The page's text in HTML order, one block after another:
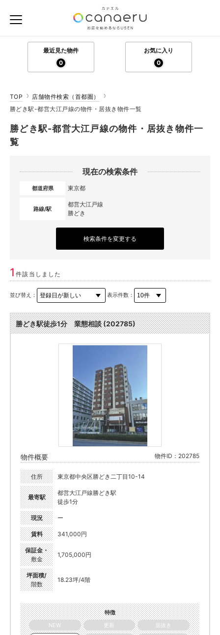
最近見た物件
0
お気に入り
0
TOP
店舗物件検索（首都圏）
勝どき駅-都営大江戸線の物件・居抜き物件一覧
勝どき駅-都営大江戸線の物件・居抜き物件一
覧
現在の検索条件
都道府県 東京都
路線/駅
都営大江戸線
勝どき
検索条件を変更する
1件該当しました
並び替え： 表示件数：
勝どき駅徒歩1分 業態相談 (202785)
物件概要 物件ID：202785
住所 東京都中央区勝どき二丁目10-14
最寄駅
都営大江戸線勝どき駅
徒歩1分
現況 ー
賃料 341,000円
保証金・
敷金
1,705,000円
坪面積/
階数
18.23坪/4階
特徴
NEW
更新
居抜き